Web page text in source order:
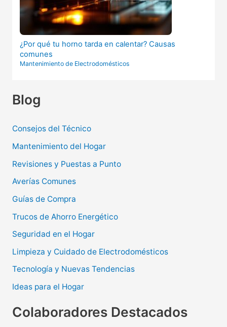
¿Por qué tu horno tarda en calentar? Causas
comunes
Mantenimiento de Electrodomésticos
Blog
Consejos del Técnico
Mantenimiento del Hogar
Revisiones y Puestas a Punto
Averías Comunes
Guías de Compra
Trucos de Ahorro Energético
Seguridad en el Hogar
Limpieza y Cuidado de Electrodomésticos
Tecnología y Nuevas Tendencias
Ideas para el Hogar
Colaboradores Destacados